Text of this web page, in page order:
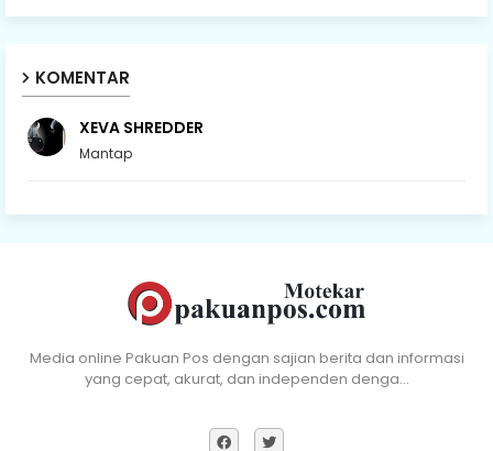
KOMENTAR
XEVA SHREDDER
Mantap
Media online Pakuan Pos dengan sajian berita dan informasi
yang cepat, akurat, dan independen denga…